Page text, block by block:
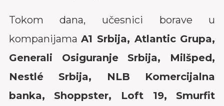
Tokom dana, učesnici borave u
kompanijamaA1 Srbija, Atlantic Grupa,
Generali Osiguranje Srbija, Milšped,
Nestlé Srbija, NLB Komercijalna
banka, Shoppster, Loft 19, Smurfit